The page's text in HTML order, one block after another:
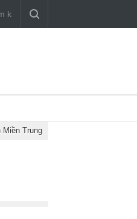
Trung